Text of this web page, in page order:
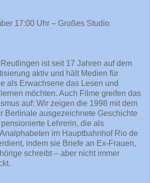
17:00 Uhr – Großes Studio
ist seit 17 Jahren auf dem
aktiv und hält Medien für
als Erwachsene das Lesen und
möchten. Auch Filme greifen das
auf: Wir zeigen die 1998 mit dem
Berlinale ausgezeichnete Geschichte
Lehrerin, die als
im Hauptbahnhof Rio de
indem sie Briefe an Ex-Frauen,
schreibt – aber nicht immer